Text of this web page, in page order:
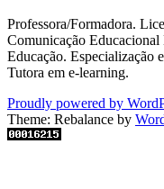
Professora/Formadora.
Comunicação
Educação. Especialização
Tutora em e-learning.
Proudly powered by
Theme: Rebalance by